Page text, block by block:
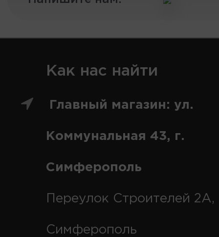
Как нас найти
Главный магазин: ул.
Коммунальная 43, г.
Симферополь
Переулок Строителей 2А,
Симферополь